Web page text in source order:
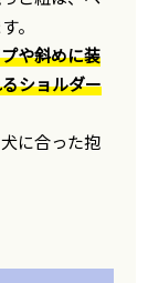
。
や斜めに装
ショルダー
に合った抱